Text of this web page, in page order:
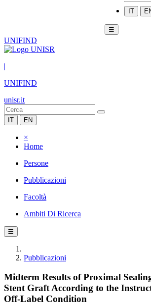
IT
☰
UNIFIND
|
UNIFIND
unisr.it
IT EN
×
Home
Persone
Pubblicazioni
Facoltà
Ambiti Di Ricerca
☰
Pubblicazioni
Midterm Results of Proximal
Stent Graft According to the
Off-Label Condition